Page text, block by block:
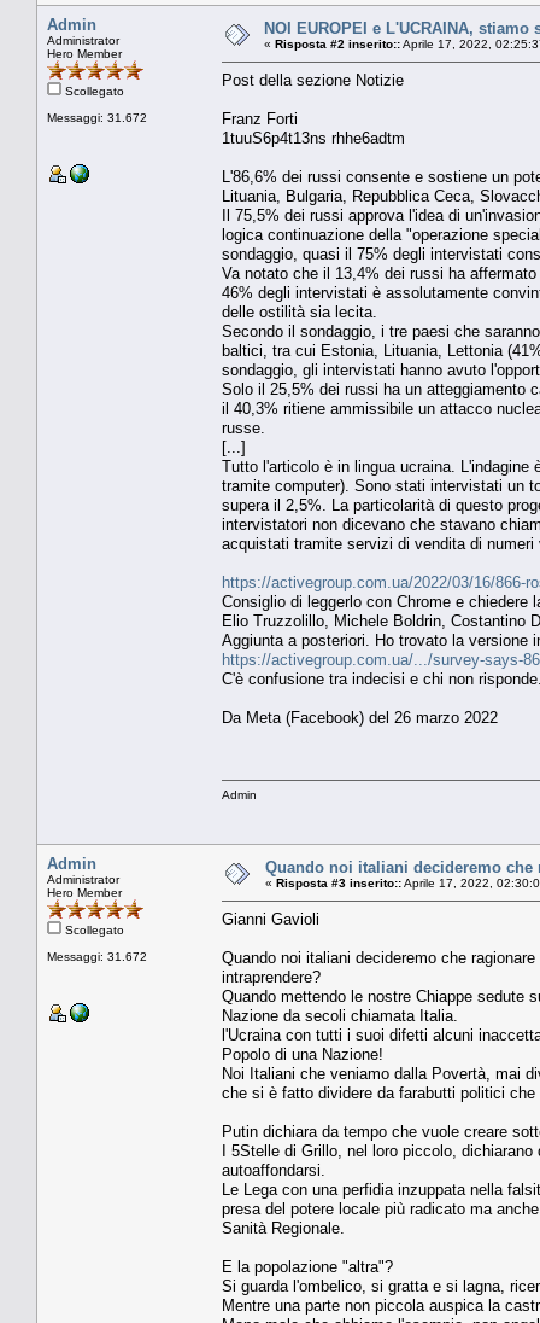
Admin
Administrator
Hero Member
Scollegato
Messaggi: 31.672
NOI EUROPEI e L'UCRAINA,
« Risposta #2 inserito::Aprile 17, 2022,
Post della sezione Notizie
Franz Forti
1tuuS6p4t13ns rhhe6adtm
L'86,6% dei russi consente e sostiene un
Lituania, Bulgaria, Repubblica Ceca,
Il 75,5% dei russi approva l'idea di
logica continuazione della "operazione
sondaggio, quasi il 75% degli intervistati
Va notato che il 13,4% dei russi ha
46% degli intervistati è assolutamente
delle ostilità sia lecita.
Secondo il sondaggio, i tre paesi che
baltici, tra cui Estonia, Lituania, Lettonia
sondaggio, gli intervistati hanno avuto
Solo il 25,5% dei russi ha un atteggiamento
il 40,3% ritiene ammissibile un attacco
russe.
[...]
Tutto l'articolo è in lingua ucraina.
tramite computer). Sono stati intervistati un
supera il 2,5%. La particolarità di questo
intervistatori non dicevano che stavano
acquistati tramite servizi di vendita di numeri
https://activegroup.com.ua/2022/03/16/866-
Consiglio di leggerlo con Chrome e chiedere
Elio Truzzolillo, Michele Boldrin, Costantino
Aggiunta a posteriori. Ho trovato la versione
https://activegroup.com.ua/.../survey-says-
C'è confusione tra indecisi e chi non
Da Meta (Facebook) del 26 marzo 2022
Admin
Admin
Administrator
Hero Member
Scollegato
Messaggi: 31.672
Quando noi italiani decideremo che
« Risposta #3 inserito::Aprile 17, 2022,
Gianni Gavioli
Quando noi italiani decideremo che
intraprendere?
Quando mettendo le nostre Chiappe sedute
Nazione da secoli chiamata Italia.
l'Ucraina con tutti i suoi difetti alcuni
Popolo di una Nazione!
Noi Italiani che veniamo dalla Povertà, mai
che si è fatto dividere da farabutti politici
Putin dichiara da tempo che vuole creare
I 5Stelle di Grillo, nel loro piccolo,
autoaffondarsi.
Le Lega con una perfidia inzuppata nella
presa del potere locale più radicato ma
Sanità Regionale.
E la popolazione "altra"?
Si guarda l'ombelico, si gratta e si lagna,
Mentre una parte non piccola auspica la